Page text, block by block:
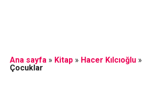
Ana sayfa» Kitap» Hacer Kılcıoğlu»
Çocuklar